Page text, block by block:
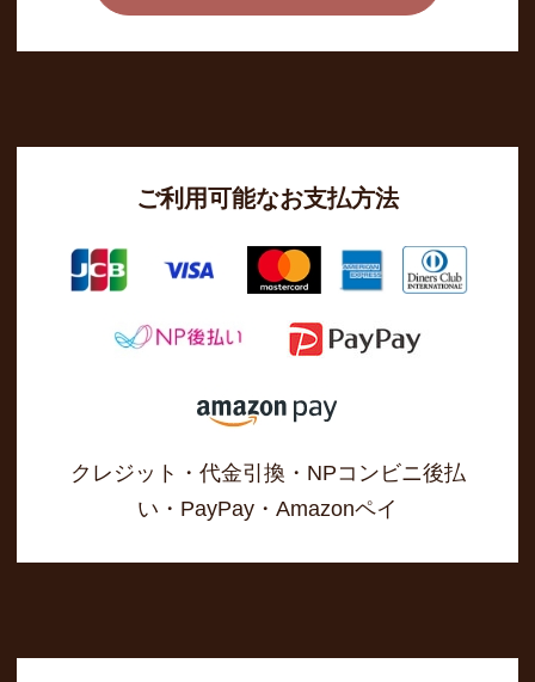
ご利用可能なお支払方法
クレジット・代金引換・NPコンビニ後払
い・PayPay・Amazonペイ